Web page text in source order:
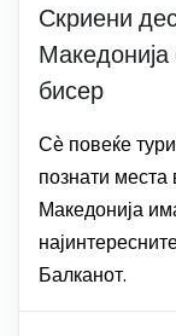
Скриени
Македонија
бисер
Сѐ повеќе
познати
Македонија
Балканот.